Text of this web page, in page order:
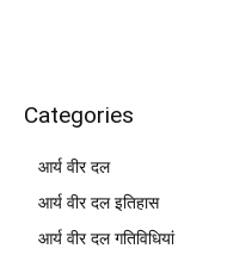
Categories
आर्य वीर दल
आर्य वीर दल इतिहास
आर्य वीर दल गतिविधियां